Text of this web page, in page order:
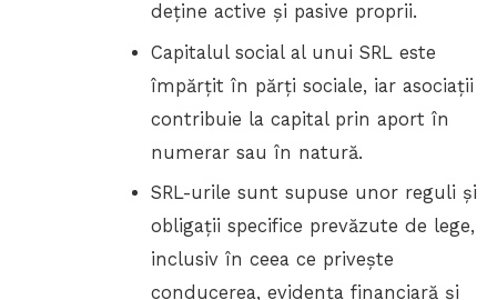
deține active și pasive proprii.
Capitalul social al unui SRL este
împărțit în părți sociale, iar asociații
contribuie la capital prin aport în
numerar sau în natură.
SRL-urile sunt supuse unor reguli și
obligații specifice prevăzute de lege,
inclusiv în ceea ce privește
conducerea, evidența financiară și